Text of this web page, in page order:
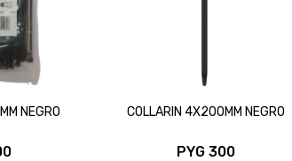
NEGRO COLLARIN 4X200MM NEGRO
PYG 300